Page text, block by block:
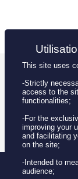
This site uses
-Strictly
access to the
functionalities;
-For the
improving your
and facilitating
on the site;
-Intended to
audience;